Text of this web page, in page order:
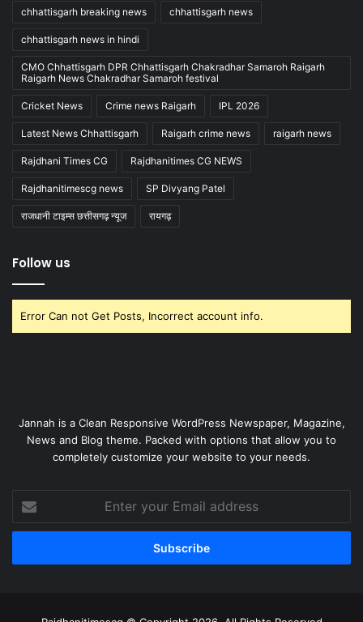
chhattisgarh breaking news chhattisgarh news
chhattisgarh news in hindi
CMO Chhattisgarh DPR Chhattisgarh Chakradhar Samaroh Raigarh
Raigarh News Chakradhar Samaroh festival
Cricket News Crime news Raigarh IPL 2026
Latest News Chhattisgarh Raigarh crime news raigarh news
Rajdhani Times CG Rajdhanitimes CG NEWS
Rajdhanitimescg news SP Divyang Patel
राजधानी टाइम्स छत्तीसगढ़ न्यूज रायगढ़
Follow us
Error Can not Get Posts, Incorrect account info.
Jannah is a Clean Responsive WordPress Newspaper, Magazine,
News and Blog theme. Packed with options that allow you to
completely customize your website to your needs.
your
Email